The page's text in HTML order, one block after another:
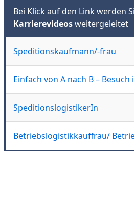
Bei Klick auf den Link werden
Karrierevideosweitergeleitet
Speditionskaufmann/-frau
Einfach von A nach B –
SpeditionslogistikerIn
Betriebslogistikkauffrau/